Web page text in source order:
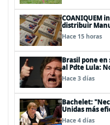
COANIQUEM
distribuir
profesionales
Hace 15 horas
Brasil pone
al Pdte Lula:
BBSS y rebaja
Hace 3 días
Bachelet:
Unidas más
personas"
Hace 4 días